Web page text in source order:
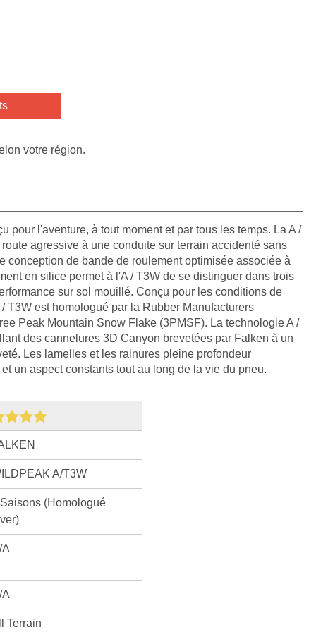
votre région.
pour l'aventure, à tout moment et par tous les temps. La A /
agressive à une conduite sur terrain accidenté sans
conception de bande de roulement optimisée associée à
en silice permet à l'A / T3W de se distinguer dans trois
sur sol mouillé. Conçu pour les conditions de
T3W est homologué par la Rubber Manufacturers
Peak Mountain Snow Flake (3PMSF). La technologie A /
des cannelures 3D Canyon brevetées par Falken à un
Les lamelles et les rainures pleine profondeur
un aspect constants tout au long de la vie du pneu.
A/T3W
(Homologué
A
A
Terrain